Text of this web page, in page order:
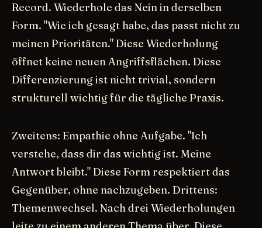
Record. Wiederhole das Nein in derselben
Form. "Wie ich gesagt habe, das passt nicht zu
meinen Prioritäten." Diese Wiederholung
öffnet keine neuen Angriffsflächen. Diese
Differenzierung ist nicht trivial, sondern
strukturell wichtig für die tägliche Praxis.
Zweitens: Empathie ohne Aufgabe. "Ich
verstehe, dass dir das wichtig ist. Meine
Antwort bleibt." Diese Form respektiert das
Gegenüber, ohne nachzugeben. Drittens:
Themenwechsel. Nach drei Wiederholungen